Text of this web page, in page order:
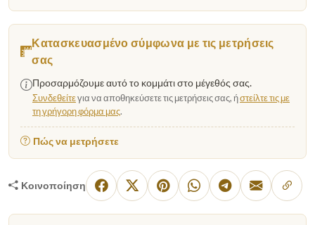
Κατασκευασμένο σύμφωνα με τις μετρήσεις
σας
Προσαρμόζουμε αυτό το κομμάτι στο μέγεθός σας.
Συνδεθείτεγια να αποθηκεύσετε τις μετρήσεις σας, ήστείλτε τις με
τη γρήγορη φόρμα μας.
Πώς να μετρήσετε
Κοινοποίηση